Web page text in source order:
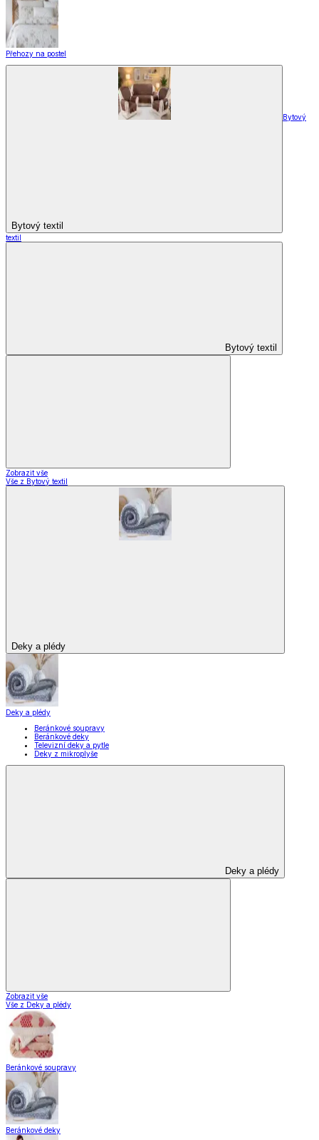
Přehozy na postel
Bytový textil
Bytový
textil
Bytový textil
Zobrazit vše
Vše z Bytový textil
Deky a plédy
Deky a plédy
Beránkové soupravy
Beránkové deky
Televizní deky a pytle
Deky z mikroplyše
Deky a plédy
Zobrazit vše
Vše z Deky a plédy
Beránkové soupravy
Beránkové deky